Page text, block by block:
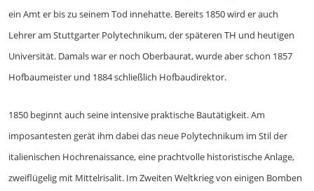
ein Amt er bis zu seinem Tod innehatte. Bereits 1850 wird er auch
Lehrer am Stuttgarter Polytechnikum, der späteren TH und heutigen
Universität. Damals war er noch Oberbaurat, wurde aber schon 1857
Hofbaumeister und 1884 schließlich Hofbaudirektor.
1850 beginnt auch seine intensive praktische Bautätigkeit. Am
imposantesten gerät ihm dabei das neue Polytechnikum im Stil der
italienischen Hochrenaissance, eine prachtvolle historistische Anlage,
zweiflügelig mit Mittelrisalit. Im Zweiten Weltkrieg von einigen Bomben